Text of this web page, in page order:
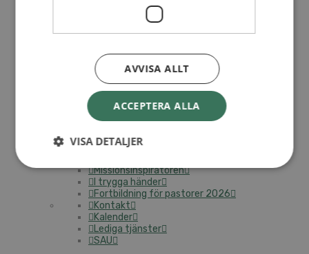
UTBILDNING
UTBILDNINGAR
Akademi för Ledarskap och Teologi
Apg29
Missionsinspiratören
I trygga händer
Fortbildning för pastorer 2026
Kontakt
Kalender
Lediga tjänster
SAU
ACCEPTERA ALLA
AVVISA ALLT
VISA DETALJER